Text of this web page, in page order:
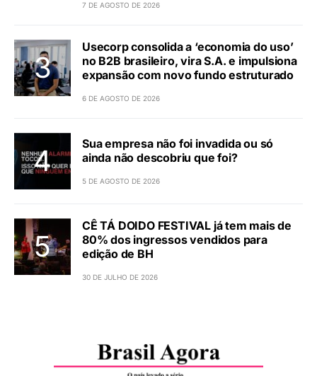
7 DE AGOSTO DE 2026
Usecorp consolida a ‘economia do uso’
no B2B brasileiro, vira S.A. e impulsiona
expansão com novo fundo estruturado
6 DE AGOSTO DE 2026
Sua empresa não foi invadida ou só
ainda não descobriu que foi?
5 DE AGOSTO DE 2026
CÊ TÁ DOIDO FESTIVAL já tem mais de
80% dos ingressos vendidos para
edição de BH
30 DE JULHO DE 2026